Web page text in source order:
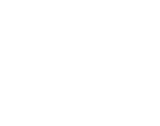
1047 заявок
пройдет в
них (494) прислали